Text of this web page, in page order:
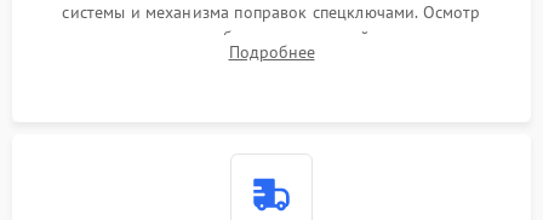
системы и механизма поправок спецключами. Осмотр
внутренних резьбовых соединений, пружин и
уплотнительных колец. Поиск причин люфта, смещения
Подробнее